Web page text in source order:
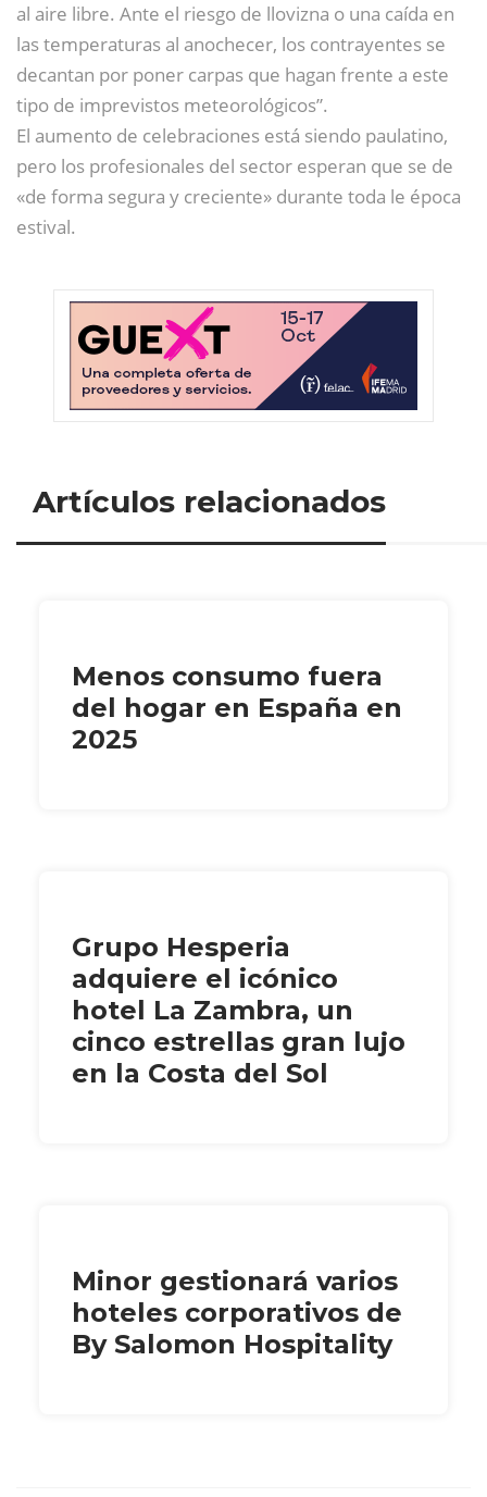
al aire libre. Ante el riesgo de llovizna o una caída en
las temperaturas al anochecer, los contrayentes se
decantan por poner carpas que hagan frente a este
tipo de imprevistos meteorológicos”.
El aumento de celebraciones está siendo paulatino,
pero los profesionales del sector esperan que se de
«de forma segura y creciente» durante toda le época
estival.
Artículos relacionados
Menos consumo fuera
del hogar en España en
2025
Grupo Hesperia
adquiere el icónico
hotel La Zambra, un
cinco estrellas gran lujo
en la Costa del Sol
Minor gestionará varios
hoteles corporativos de
By Salomon Hospitality